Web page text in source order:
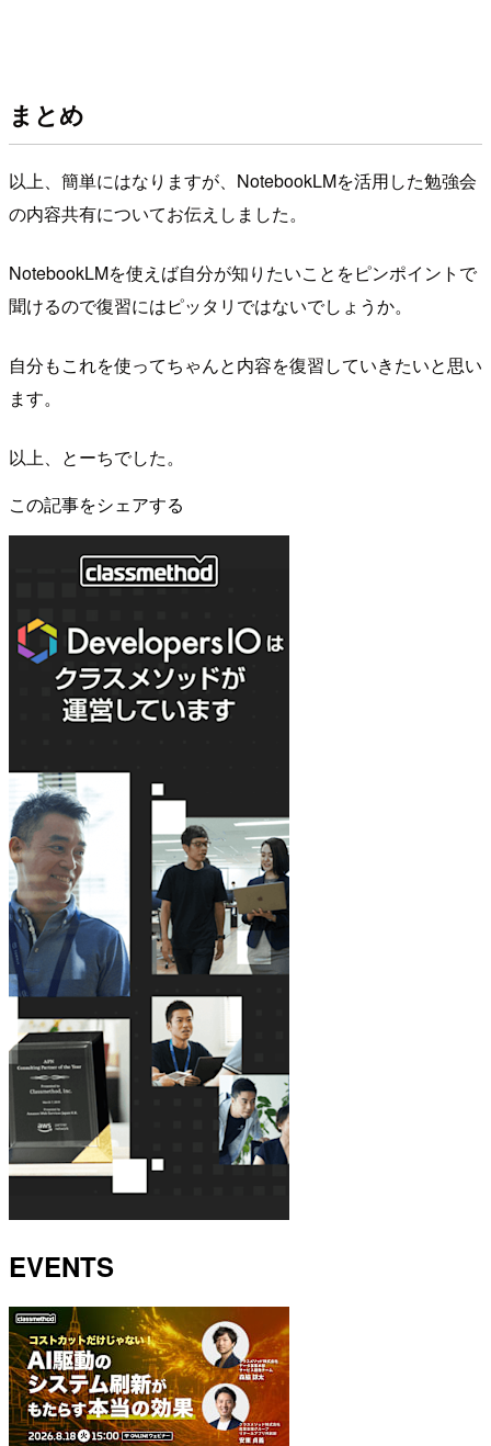
まとめ
以上、簡単にはなりますが、NotebookLMを活用した勉強会
の内容共有についてお伝えしました。
NotebookLMを使えば自分が知りたいことをピンポイントで
聞けるので復習にはピッタリではないでしょうか。
自分もこれを使ってちゃんと内容を復習していきたいと思い
ます。
以上、とーちでした。
この記事をシェアする
EVENTS